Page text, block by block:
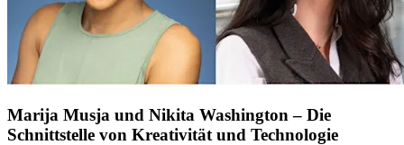
Marija Musja und Nikita Washington – Die
Schnittstelle von Kreativität und Technologie